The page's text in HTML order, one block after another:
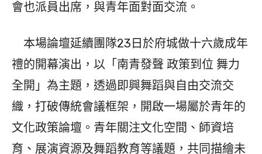
會也派員出席，與青年面對面交流。
本場論壇延續團隊23日於府城做十六歲成年
禮的開幕演出，以「南青發聲 政策到位 舞力
全開」為主題，透過即興舞蹈與自由交流交
織，打破傳統會議框架，開啟一場屬於青年的
文化政策論壇。青年關注文化空間、師資培
育、展演資源及舞蹈教育等議題，共同描繪未